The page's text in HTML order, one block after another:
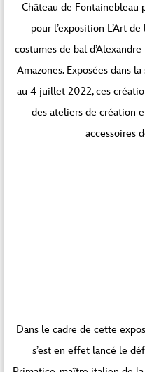
Château de Fontainebleau
pour l’exposition L’Art
costumes de bal
Amazones. Exposées dans
au 4 juillet 2022, ces
des ateliers de création
accessoires
Vous êtes
contenu d’un espace
accéder au contenu
Dans le cadre de cette
s’est en effet lancé le